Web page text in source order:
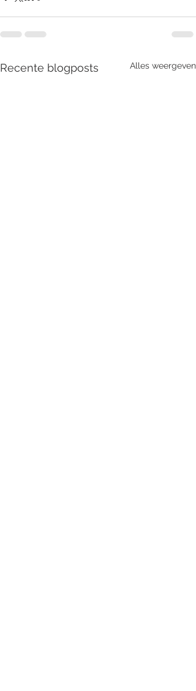
Recente blogposts Alles weergeven